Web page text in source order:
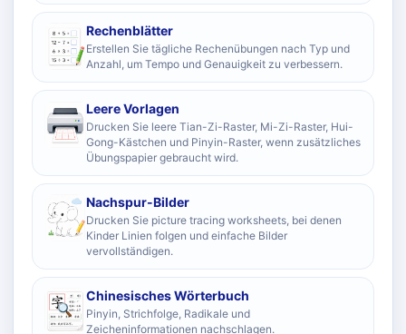
Rechenblätter
Erstellen Sie tägliche Rechenübungen nach Typ und
Anzahl, um Tempo und Genauigkeit zu verbessern.
Leere Vorlagen
Drucken Sie leere Tian-Zi-Raster, Mi-Zi-Raster, Hui-
Gong-Kästchen und Pinyin-Raster, wenn zusätzliches
Übungspapier gebraucht wird.
Nachspur-Bilder
Drucken Sie picture tracing worksheets, bei denen
Kinder Linien folgen und einfache Bilder
vervollständigen.
Chinesisches Wörterbuch
Pinyin, Strichfolge, Radikale und
Zeicheninformationen nachschlagen.